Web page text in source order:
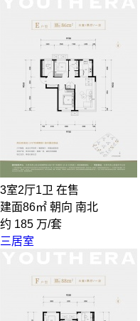
3室2厅1卫 在售
建面86㎡ 朝向 南北
约 185 万/套
三居室